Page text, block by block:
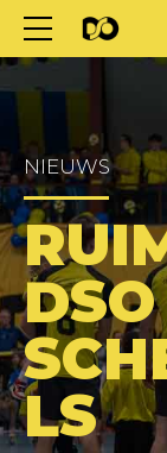
NIEUWS
LS